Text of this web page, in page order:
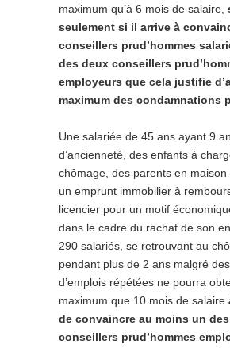
maximum qu’à 6 mois de salaire,
seulement si il arrive à
conseillers prud’hommes
des deux conseillers
employeurs que cela justifie
maximum des condamnations
Une salariée de 45 ans ayant 9
d’ancienneté, des enfants à
chômage, des parents en maison
un emprunt immobilier à
licencier pour un motif
dans le cadre du rachat de son
290 salariés, se retrouvant au
pendant plus de 2 ans malgré
d’emplois répétées ne pourra
maximum que 10 mois de salaire
de convaincre au moins un
conseillers prud’hommes